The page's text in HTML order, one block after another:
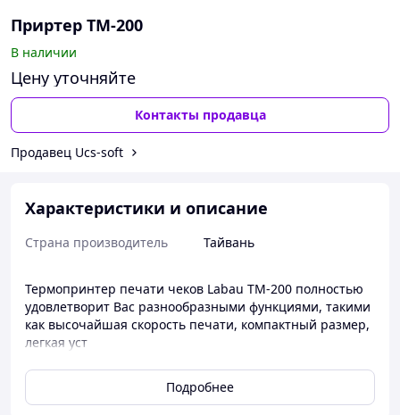
Приртер ТМ-200
В наличии
Цену уточняйте
Контакты продавца
Продавец Ucs-soft
Характеристики и описание
Страна производитель Тайвань
Термопринтер печати чеков Labau TM-200 полностью
удовлетворит Вас разнообразными функциями, такими
как высочайшая скорость печати, компактный размер,
легкая уст
Принтеры рулонной печати (Roll). Могут
использоваться в качестве чековых принтеров или
принтеров сервис-печати. Чековые принтеры
Подробнее